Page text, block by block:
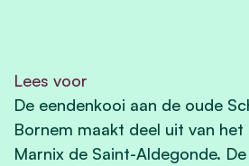
Lees voor
De eendenkooi aan de oude
Bornem maakt deel uit van het
Marnix de Saint-Aldegonde.